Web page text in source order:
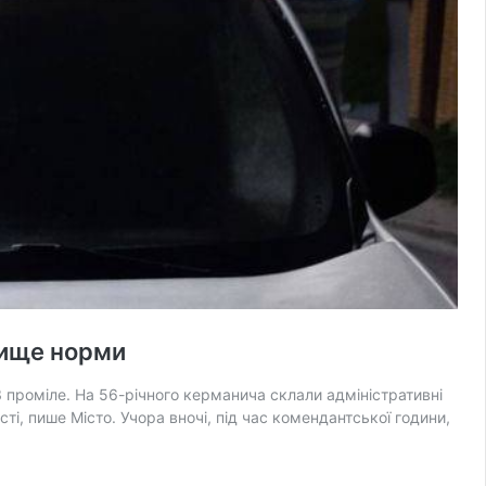
норми
На 56-річного керманича склали адміністративні
пише Місто. Учора вночі, під час комендантської години,